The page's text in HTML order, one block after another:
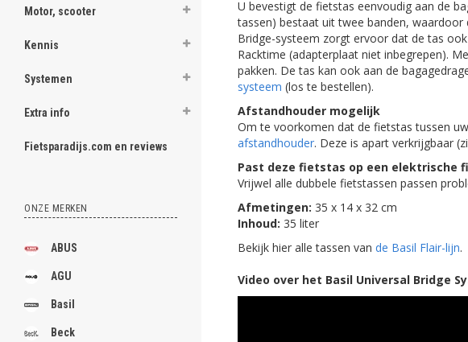
Motor, scooter
Kennis
Systemen
Extra info
Fietsparadijs.com en reviews
ONZE MERKEN
ABUS
AGU
Basil
Beck
U bevestigt de fietstas eenvoudig aan de
tassen) bestaat uit twee banden, waardoor
Bridge-systeem zorgt ervoor dat de tas
Racktime (adapterplaat niet inbegrepen).
pakken. De tas kan ook aan de
systeem (los te bestellen).
Afstandhouder mogelijk
Om te voorkomen dat de fietstas tussen
afstandhouder. Deze is apart verkrijgbaar
Past deze fietstas op een elektrische
Vrijwel alle dubbele fietstassen passen
Afmetingen: 35 x 14 x 32 cm
Inhoud: 35 liter
Bekijk hier alle tassen van de Basil Flair-lijn.
Video over het Basil Universal Bridge